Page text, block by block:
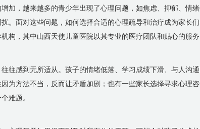
加，越来越多的青少年出现了心理问题，如焦虑、抑郁、情
。面对这些问题，如何选择合适的心理疏导和治疗成为家长
构，其中山西天使儿童医院以其专业的医疗团队和贴心的服务
往感到无所适从。孩子的情绪低落、学习成绩下滑、与人沟
为方法不当，反而让矛盾加剧；也有一些家长选择寻求心理
难题。